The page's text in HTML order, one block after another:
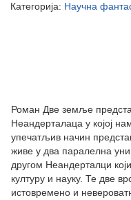
Категорија: Научна
Роман Две земље
Неандерталаца у којој
упечатљив начин
живе у два паралелна
другом Неандерталци
културу и науку. Те две
истовремено и